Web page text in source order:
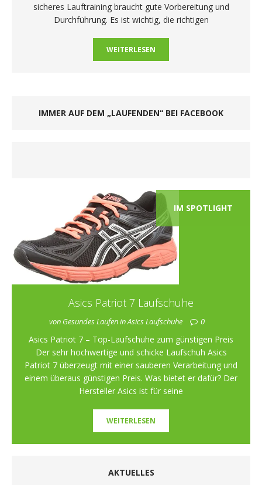
sicheres Lauftraining braucht gute Vorbereitung und
Durchführung. Es ist wichtig, die richtigen
WEITERLESEN
IMMER AUF DEM „LAUFENDEN“ BEI FACEBOOK
IM SPOTLIGHT
Asics Patriot 7 Laufschuhe
von Gesundes Laufen in Asics Laufschuhe 0
Asics Patriot 7 – Top-Laufschuhe zum günstigen Preis
Der sehr hochwertige und schicke Laufschuh Asics
Patriot 7 überzeugt mit einer sauberen Verarbeitung und
einem überaus günstigen Preis. Was bietet er dafür? Der
Hersteller Asics ist für seine
WEITERLESEN
AKTUELLES